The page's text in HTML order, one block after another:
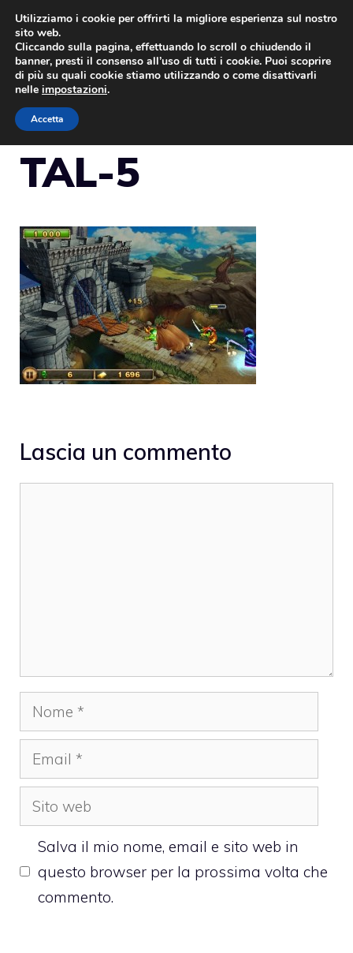
Vai
contenuto
TAL-5
Lascia un commento
Nome
Email
Sito
web
Salva il mio nome, email e sito web in
questo browser per la prossima volta che
commento.
Utilizziamo i cookie per offrirti la migliore esperienza sul nostro
sito web.
Cliccando sulla pagina, effettuando lo scroll o chiudendo il
banner, presti il consenso all’uso di tutti i cookie. Puoi scoprire
di più su quali cookie stiamo utilizzando o come disattivarli
nelle impostazioni.
Accetta